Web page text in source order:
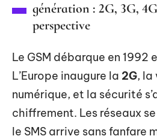
génération : 2G, 3G,
perspective
Le GSM débarque en 1992
L’Europe inaugure la 2G, la
numérique, et la sécurité
chiffrement. Les réseaux
le SMS arrive sans fanfare